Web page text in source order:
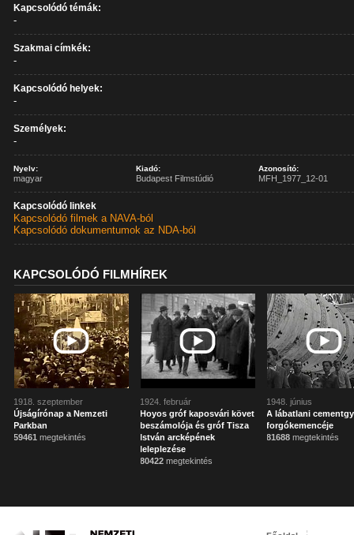
Kapcsolódó témák:
-
Szakmai címkék:
-
Kapcsolódó helyek:
-
Személyek:
-
Nyelv:
magyar
Kiadó:
Budapest Filmstúdió
Azonosító:
MFH_1977_12-01
Kapcsolódó linkek
Kapcsolódó filmek a NAVA-ból
Kapcsolódó dokumentumok az NDA-ból
KAPCSOLÓDÓ FILMHÍREK
1918. szeptember
Újságírónap a Nemzeti
Parkban
59461 megtekintés
1924. február
Hoyos gróf kaposvári követ
beszámolója és gróf Tisza
István arcképének
leleplezése
80422 megtekintés
1948. június
A lábatlani
forgókemencéje
81688 megtekintés